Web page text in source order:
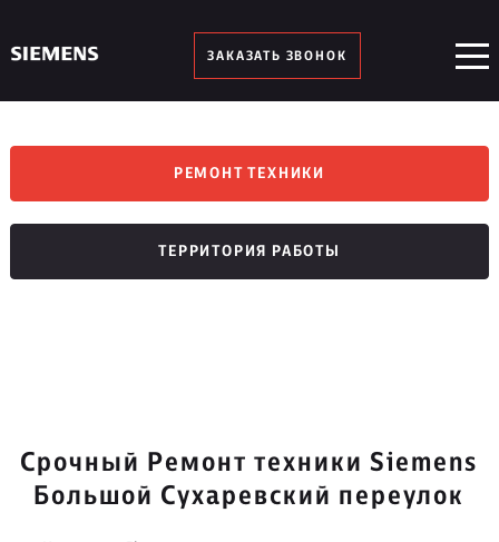
ЗАКАЗАТЬ ЗВОНОК
РЕМОНТ ТЕХНИКИ
ТЕРРИТОРИЯ РАБОТЫ
Срочный Ремонт техники Siemens
Большой Сухаревский переулок